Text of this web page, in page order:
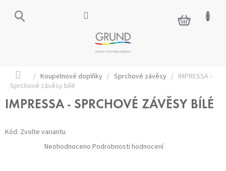
NÁKUPNÍ
KOŠÍK
Domů
/ Koupelnové doplňky / Sprchové závěsy / IMPRESSA -
Sprchové závěsy bílé
IMPRESSA - SPRCHOVÉ ZÁVĚSY BÍLÉ
Kód: Zvolte variantu
Průměrné
hodnocení
Neohodnoceno Podrobnosti hodnocení